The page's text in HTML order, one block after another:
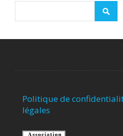
Politique de
légales